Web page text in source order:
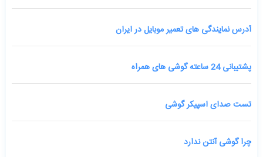
آدرس نمایندگی های تعمیر موبایل در ایران
پشتیبانی 24 ساعته گوشی های همراه
تست صدای اسپیکر گوشی
چرا گوشی آنتن ندارد